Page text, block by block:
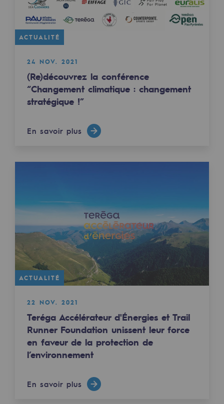
2050 : un monde d’énergies
Objectif Hydrogène
CCUS Objectif Zéro CO2
Objectif Biométhane
Le Labo
Acteur engagé
BE POSITIF, le programme de
Décarbonation : une priorité
Limitation des émissions atmosphériques
Gestion de l'énergie
Gestion des impacts
Responsabilité sociale et territoriale
Responsabilité sociale et
Energiz Mouv
Energiz Mouv
ACTUALITÉ
24 NOV. 2021
(Re)découvrez la conférence
“Changement climatique : changement
stratégique !”
En savoir plus
ACTUALITÉ
22 NOV. 2021
Teréga Accélérateur d'Énergies et Trail
Runner Foundation unissent leur force
en faveur de la protection de
l’environnement
En savoir plus